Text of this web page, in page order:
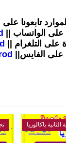
تابعونا
على الواتساب ||
على التلغرام ||
على الفايس||
باكالوريا